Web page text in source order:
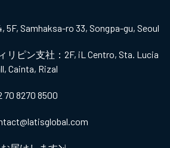
5F, Samhaksa-ro 33, Songpa-gu, Seoul
リピン支社：2F, iL Centro, Sta. Lucia
Cainta, Rizal
70 8270 8500